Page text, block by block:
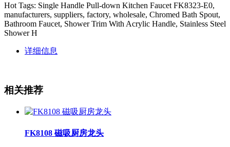
Hot Tags: Single Handle Pull-down Kitchen Faucet FK8323-E0,
manufacturers, suppliers, factory, wholesale, Chromed Bath Spout,
Bathroom Faucet, Shower Trim With Acrylic Handle, Stainless Steel
Shower H
详细信息
相关推荐
FK8108 磁吸厨房龙头